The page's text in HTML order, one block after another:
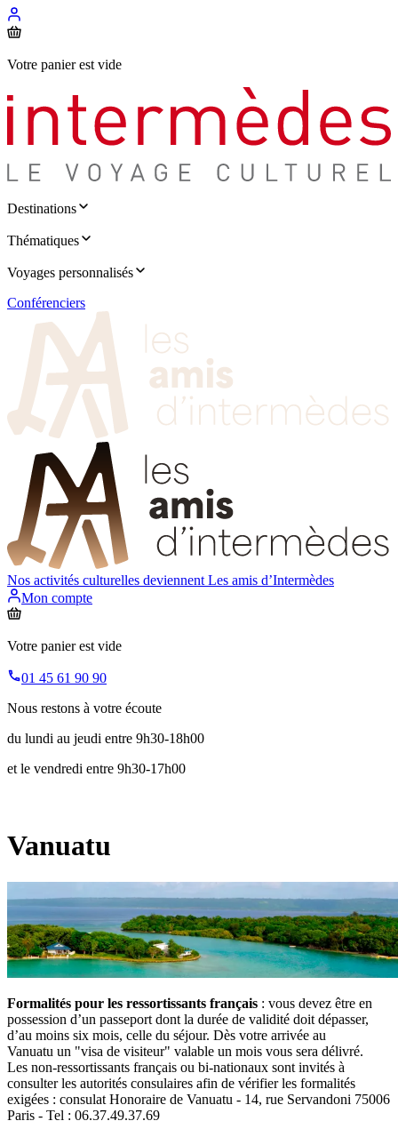
Votre panier est vide
Destinations
Thématiques
Voyages personnalisés
Conférenciers
Nos activités culturelles deviennent Les amis d’Intermèdes
Mon compte
Votre panier est vide
01 45 61 90 90
Nous restons à votre écoute
du lundi au jeudi entre 9h30-18h00
et le vendredi entre 9h30-17h00
Vanuatu
Formalités pour les ressortissants français : vous devez être en
possession d’un passeport dont la durée de validité doit dépasser,
d’au moins six mois, celle du séjour. Dès votre arrivée au
Vanuatu un "visa de visiteur" valable un mois vous sera délivré.
Les non-ressortissants français ou bi-nationaux sont invités à
consulter les autorités consulaires afin de vérifier les formalités
exigées : consulat Honoraire de Vanuatu - 14, rue Servandoni 75006
Paris - Tel : 06.37.49.37.69